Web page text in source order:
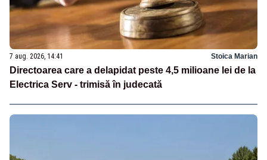
7 aug. 2026, 14:41 Stoica Marian
Directoarea care a delapidat peste 4,5 milioane lei de la
Electrica Serv - trimisă în judecată